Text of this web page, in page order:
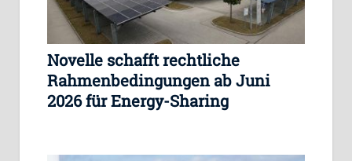
Novelle schafft rechtliche
Rahmenbedingungen ab Juni
2026 für Energy-Sharing